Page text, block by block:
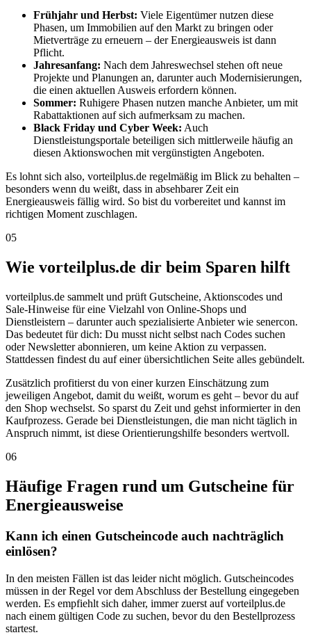
Frühjahr und Herbst: Viele Eigentümer nutzen diese
Phasen, um Immobilien auf den Markt zu bringen oder
Mietverträge zu erneuern – der Energieausweis ist dann
Pflicht.
Jahresanfang: Nach dem Jahreswechsel stehen oft neue
Projekte und Planungen an, darunter auch Modernisierungen,
die einen aktuellen Ausweis erfordern können.
Sommer: Ruhigere Phasen nutzen manche Anbieter, um mit
Rabattaktionen auf sich aufmerksam zu machen.
Black Friday und Cyber Week: Auch
Dienstleistungsportale beteiligen sich mittlerweile häufig an
diesen Aktionswochen mit vergünstigten Angeboten.
Es lohnt sich also, vorteilplus.de regelmäßig im Blick zu behalten –
besonders wenn du weißt, dass in absehbarer Zeit ein
Energieausweis fällig wird. So bist du vorbereitet und kannst im
richtigen Moment zuschlagen.
05
Wie vorteilplus.de dir beim Sparen hilft
vorteilplus.de sammelt und prüft Gutscheine, Aktionscodes und
Sale-Hinweise für eine Vielzahl von Online-Shops und
Dienstleistern – darunter auch spezialisierte Anbieter wie senercon.
Das bedeutet für dich: Du musst nicht selbst nach Codes suchen
oder Newsletter abonnieren, um keine Aktion zu verpassen.
Stattdessen findest du auf einer übersichtlichen Seite alles gebündelt.
Zusätzlich profitierst du von einer kurzen Einschätzung zum
jeweiligen Angebot, damit du weißt, worum es geht – bevor du auf
den Shop wechselst. So sparst du Zeit und gehst informierter in den
Kaufprozess. Gerade bei Dienstleistungen, die man nicht täglich in
Anspruch nimmt, ist diese Orientierungshilfe besonders wertvoll.
06
Häufige Fragen rund um Gutscheine für
Energieausweise
Kann ich einen Gutscheincode auch nachträglich
einlösen?
In den meisten Fällen ist das leider nicht möglich. Gutscheincodes
müssen in der Regel vor dem Abschluss der Bestellung eingegeben
werden. Es empfiehlt sich daher, immer zuerst auf vorteilplus.de
nach einem gültigen Code zu suchen, bevor du den Bestellprozess
startest.